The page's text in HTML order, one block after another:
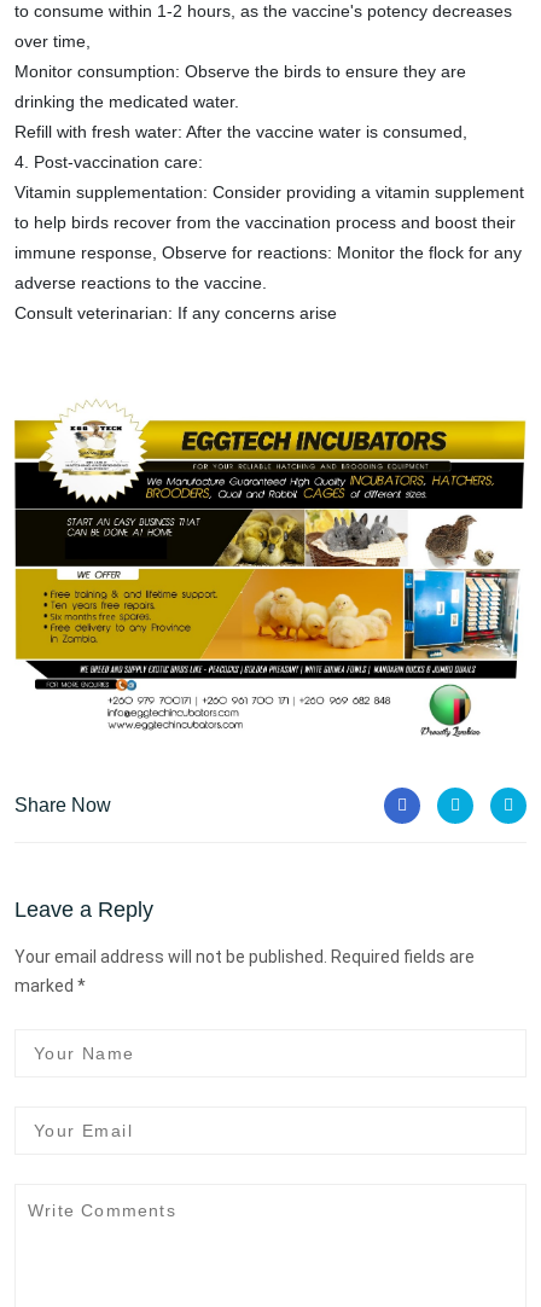
to consume within 1-2 hours, as the vaccine's potency decreases
over time,
Monitor consumption: Observe the birds to ensure they are
drinking the medicated water.
Refill with fresh water: After the vaccine water is consumed,
4. Post-vaccination care:
Vitamin supplementation: Consider providing a vitamin supplement
to help birds recover from the vaccination process and boost their
immune response, Observe for reactions: Monitor the flock for any
adverse reactions to the vaccine.
Consult veterinarian: If any concerns arise
Share Now
Leave a Reply
Your email address will not be published. Required fields are
marked *